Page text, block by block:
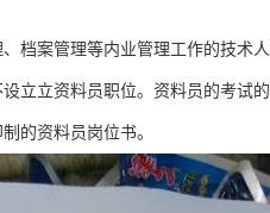
档案管理等内业管理工作的技术
立立资料员职位。资料员的考试
的资料员岗位书。